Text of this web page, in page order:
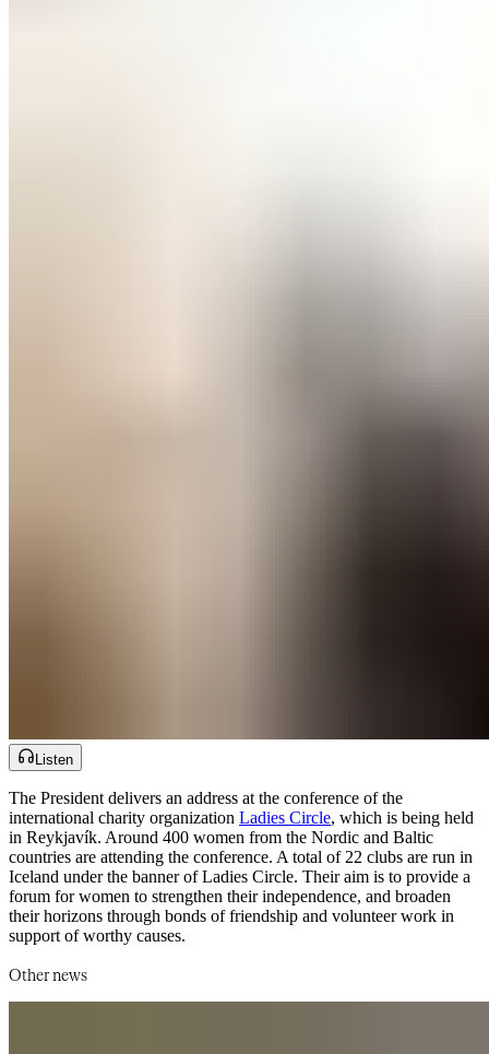
Listen
The President delivers an address at the conference of the
international charity organization ​​​​‌ ‍ ​‍​‍‌‍ ‌ ​‍‌‍‍‌‌‍‌ ‌‍‍‌‌‍ ‍​‍​‍​ ‍‍​‍​‍‌ ​ ‌‍​‌‌‍ ‍‌‍‍‌‌ ‌​‌ ‍‌​‍ ‍‌‍‍‌‌‍ ​‍​‍​‍ ​​‍​‍‌‍‍​‌ ​‍‌‍‌‌‌‍‌‍​‍​‍​ ‍‍​‍​‍‌‍‍​‌ ‌​‌ ‌​‌ ​​‌ ​ ​‍ ​‍ ‌‍‌‍‌‍ ‌ ​‍‌ ​ ‌‍‌‌‌ ‌​‌‍‍‌​‍ ‌‌‍‍‌‌ ​ ‌‍ ​‌‍​‌‌‍ ‍‌‍‌​‌ ​ ​‍ ‍‌ ‌‍‌‍‌‌‌ ​‍‌‍​ ‌‍‌‌‌‍ ​​‍ ‍‌‍​‌‌ ​​‌ ​​​‍ ‌ ​ ‌ ‌​‌ ‌‌‌‍‌​‌‍‍‌‌‍ ​‍ ‌‍‍‌‌‍ ‍‌ ‌​‌‍‌‌‌‍ ‍‌ ‌​​‍ ‌‍‌‌‌‍‌​‌‍‍‌‌ ‌​​‍ ‌‍ ‌‌‍ ‌‍‌​‌‍‌‌​ ‌‌ ​​‌ ​‍‌‍‌‌‌ ​ ‌‍‌‌‌‍ ‍‌ ‌​‌‍​‌‌ ‌​‌‍‍‌‌‍ ‌‍ ‍​ ‍ ‌‍‍‌‌‍‌​​ ‌​ ‌‍​ ‍‌​ ‍​​ ​‍​ ​ ​ ‌‌​ ‍​​ ‌​​‍ ‌‌‍​‍​ ‌‌​ ‌​​ ‌ ​‍ ‌​ ‌​‌‍​‌‌‍​‍​ ‍‌​‍ ‌‌‍​‌​ ‍‌​ ‍​​ ‍​​‍ ‌‌‍​‍​ ‌‍​ ​‌​ ​‍​ ‌‍​ ‍​​ ‍​‌‍‌‌​ ​ ​ ​‍‌‍​‌‌‍‌‍​ ‍ ‌ ‌​‌ ‍‌‌ ​​‌‍‌‌​ ‌‌‍ ‍‌‍‌‌‌ ‌ ‌ ​ ​ ‍ ‌ ​​‌‍​‌‌ ‌​‌‍‍​​ ‌‌ ​​‌‍​‌‌‍‌ ‌‍‌‌‌​​‍‌ ‌‌‌‍‍‌‌‍ ​‌‍‌​‌‍‌‌‌ ​‍​‍‌‌​ ‌‌‌​​‍‌‌ ‌‍‍ ‌‍‌‌‌ ‍‌​‍‌‌​ ​ ‌​‌​​‍‌‌​ ​ ‌​‌​​‍‌‌​ ​‍​ ​‍‌ ​‍‌‍‍‌‌‍​ ‌‍‍​‌ ‌​‌‍‌‌‌ ‍​‌ ‌​​‍ ‌‌ ‌‍​ ‌ ‌ ‍​‌‍‍‍‌‍‌‌‌ ‌​‌ ​‌‌‍‍​‌‍‍‍​‍‌‌​ ​‍​ ​‍​‍‌‌​ ‌‌‌​‌​​‍ ‍‌‍​ ‌‍ ‌‍ ‍‌ ‌​‌‍‌‌‌‍ ‍‌ ‌​​‍‌‌​ ‌‌‌​​‍‌‌ ‌‍‍ ‌‍‌‌‌ ‍‌​‍‌‌​ ​ ‌​‌​​‍‌‌​ ​ ‌​‌​​‍‌‌​ ​‍​ ​‍​ ​‌​ ‌ ‌‍​ ​ ‌​‌‍‌​‌‍‌‌​ ​ ‌‍‌​​ ‌‍​ ​‍​ ‌‍‌‍‌‌​‍‌‌​ ​‍​ ​‍​‍‌‌​ ‌‌‌​‌​​‍ ‍‌‍​ ‌‍‍​‌‍‍‌‌‍ ​‌‍‌​‌ ​‍‌‍‌‌‌‍ ‍​‍‌‌​ ‌‌‌​​‍‌‌ ‌‍‍ ‌‍‌‌‌ ‍‌​‍‌‌​ ​ ‌​‌​​‍‌‌​ ​ ‌​‌​​‍‌‌​ ​‍​ ​‍​ ‌‌​ ​ ​ ‌‌​ ‍‌‌‍‌‌​ ​‌‌‍‌‌​ ‌‍​ ​​​ ‍‌​ ‌ ‌‍​‍​‍‌‌​ ​‍​ ​‍​‍‌‌​ ‌‌‌​‌​​‍ ‍‌ ‌​‌‍‌‌‌ ‍​‌ ‌​​ ‌‍​‍‌‍​‌‌ ​ ‌‍‌‌‌‌‌‌‌ ​‍‌‍ ​​ ‌‌‍‍​‌ ‌​‌ ‌​‌ ​​‌ ​ ​‍‌‌​ ​‍‌​‌‍​‍‌‌​ ​‍‌​‌‍‌‍‌‍‌‍ ‌ ​‍‌ ​ ‌‍‌‌‌ ‌​‌‍‍‌​‍ ‌‌‍‍‌‌ ​ ‌‍ ​‌‍​‌‌‍ ‍‌‍‌​‌ ​ ​‍ ‍‌ ‌‍‌‍‌‌‌ ​‍‌‍​ ‌‍‌‌‌‍ ​​‍ ‍‌‍​‌‌ ​​‌ ​​​‍‌‌​ ​‍‌​‌‍‌ ​ ‌ ‌​‌ ‌‌‌‍‌​‌‍‍‌‌‍ ​‍‌‍‌‍‍‌‌‍‌​​ ‌​ ‌‍​ ‍‌​ ‍​​ ​‍​ ​ ​ ‌‌​ ‍​​ ‌​​‍ ‌‌‍​‍​ ‌‌​ ‌​​ ‌ ​‍ ‌​ ‌​‌‍​‌‌‍​‍​ ‍‌​‍ ‌‌‍​‌​ ‍‌​ ‍​​ ‍​​‍ ‌‌‍​‍​ ‌‍​ ​‌​ ​‍​ ‌‍​ ‍​​ ‍​‌‍‌‌​ ​ ​ ​‍‌‍​‌‌‍‌‍​‍‌‍‌ ‌​‌ ‍‌‌ ​​‌‍‌‌​ ‌‌‍ ‍‌‍‌‌‌ ‌ ‌ ​ ​‍‌‍‌ ​​‌‍​‌‌ ‌​‌‍‍​​ ‌‌ ​​‌‍​‌‌‍‌ ‌‍‌‌‌​​‍‌ ‌‌‌‍‍‌‌‍ ​‌‍‌​‌‍‌‌‌ ​‍​‍‌‌​ ‌‌‌​​‍‌‌ ‌‍‍ ‌‍‌‌‌ ‍‌​‍‌‌​ ​ ‌​‌​​‍‌‌​ ​ ‌​‌​​‍‌‌​ ​‍​ ​‍‌ ​‍‌‍‍‌‌‍​ ‌‍‍​‌ ‌​‌‍‌‌‌ ‍​‌ ‌​​‍ ‌‌ ‌‍​ ‌ ‌ ‍​‌‍‍‍‌‍‌‌‌ ‌​‌ ​‌‌‍‍​‌‍‍‍​‍‌‌​ ​‍​ ​‍​‍‌‌​ ‌‌‌​‌​​‍ ‍‌‍​ ‌‍ ‌‍ ‍‌ ‌​‌‍‌‌‌‍ ‍‌ ‌​​‍‌‌​ ‌‌‌​​‍‌‌ ‌‍‍ ‌‍‌‌‌ ‍‌​‍‌‌​ ​ ‌​‌​​‍‌‌​ ​ ‌​‌​​‍‌‌​ ​‍​ ​‍​ ​‌​ ‌ ‌‍​ ​ ‌​‌‍‌​‌‍‌‌​ ​ ‌‍‌​​ ‌‍​ ​‍​ ‌‍‌‍‌‌​‍‌‌​ ​‍​ ​‍​‍‌‌​ ‌‌‌​‌​​‍ ‍‌‍​ ‌‍‍​‌‍‍‌‌‍ ​‌‍‌​‌ ​‍‌‍‌‌‌‍ ‍​‍‌‌​ ‌‌‌​​‍‌‌ ‌‍‍ ‌‍‌‌‌ ‍‌​‍‌‌​ ​ ‌​‌​​‍‌‌​ ​ ‌​‌​​‍‌‌​ ​‍​ ​‍​ ‌‌​ ​ ​ ‌‌​ ‍‌‌‍‌‌​ ​‌‌‍‌‌​ ‌‍​ ​​​ ‍‌​ ‌ ‌‍​‍​‍‌‌​ ​‍​ ​‍​‍‌‌​ ‌‌‌​‌​​‍ ‍‌ ‌​‌‍‌‌‌ ‍​‌ ‌​​‍‌‍‌ ​​‌‍‌‌‌ ​‍‌ ​ ‌ ​​‌‍‌‌‌‍​ ‌ ‌​‌‍‍‌‌ ‌‍‌‍‌‌​ ‌‌ ​​‌ ‌‌‌‍​‍‌‍ ​‌‍‍‌‌ ​ ‌‍‍​‌‍‌‌‌‍‌​​‍​‍‌ ‌ Ladies Circle​​​​‌ ‍ ​‍​‍‌‍ ‌ ​‍‌‍‍‌‌‍‌ ‌‍‍‌‌‍ ‍​‍​‍​ ‍‍​‍​‍‌ ​ ‌‍​‌‌‍ ‍‌‍‍‌‌ ‌​‌ ‍‌​‍ ‍‌‍‍‌‌‍ ​‍​‍​‍ ​​‍​‍‌‍‍​‌ ​‍‌‍‌‌‌‍‌‍​‍​‍​ ‍‍​‍​‍‌‍‍​‌ ‌​‌ ‌​‌ ​​‌ ​ ​‍ ​‍ ‌‍‌‍‌‍ ‌ ​‍‌ ​ ‌‍‌‌‌ ‌​‌‍‍‌​‍ ‌‌‍‍‌‌ ​ ‌‍ ​‌‍​‌‌‍ ‍‌‍‌​‌ ​ ​‍ ‍‌ ‌‍‌‍‌‌‌ ​‍‌‍​ ‌‍‌‌‌‍ ​​‍ ‍‌‍​‌‌ ​​‌ ​​​‍ ‌ ​ ‌ ‌​‌ ‌‌‌‍‌​‌‍‍‌‌‍ ​‍ ‌‍‍‌‌‍ ‍‌ ‌​‌‍‌‌‌‍ ‍‌ ‌​​‍ ‌‍‌‌‌‍‌​‌‍‍‌‌ ‌​​‍ ‌‍ ‌‌‍ ‌‍‌​‌‍‌‌​ ‌‌ ​​‌ ​‍‌‍‌‌‌ ​ ‌‍‌‌‌‍ ‍‌ ‌​‌‍​‌‌ ‌​‌‍‍‌‌‍ ‌‍ ‍​ ‍ ‌‍‍‌‌‍‌​​ ‌​ ‌‍​ ‍‌​ ‍​​ ​‍​ ​ ​ ‌‌​ ‍​​ ‌​​‍ ‌‌‍​‍​ ‌‌​ ‌​​ ‌ ​‍ ‌​ ‌​‌‍​‌‌‍​‍​ ‍‌​‍ ‌‌‍​‌​ ‍‌​ ‍​​ ‍​​‍ ‌‌‍​‍​ ‌‍​ ​‌​ ​‍​ ‌‍​ ‍​​ ‍​‌‍‌‌​ ​ ​ ​‍‌‍​‌‌‍‌‍​ ‍ ‌ ‌​‌ ‍‌‌ ​​‌‍‌‌​ ‌‌‍ ‍‌‍‌‌‌ ‌ ‌ ​ ​ ‍ ‌ ​​‌‍​‌‌ ‌​‌‍‍​​ ‌‌ ​​‌‍​‌‌‍‌ ‌‍‌‌‌​​‍‌ ‌‌‌‍‍‌‌‍ ​‌‍‌​‌‍‌‌‌ ​‍​‍‌‌​ ‌‌‌​​‍‌‌ ‌‍‍ ‌‍‌‌‌ ‍‌​‍‌‌​ ​ ‌​‌​​‍‌‌​ ​ ‌​‌​​‍‌‌​ ​‍​ ​‍‌ ​‍‌‍‍‌‌‍​ ‌‍‍​‌ ‌​‌‍‌‌‌ ‍​‌ ‌​​‍ ‌‌ ‌‍​ ‌ ‌ ‍​‌‍‍‍‌‍‌‌‌ ‌​‌ ​‌‌‍‍​‌‍‍‍​‍‌‌​ ​‍​ ​‍​‍‌‌​ ‌‌‌​‌​​‍ ‍‌‍​ ‌‍ ‌‍ ‍‌ ‌​‌‍‌‌‌‍ ‍‌ ‌​​‍‌‌​ ‌‌‌​​‍‌‌ ‌‍‍ ‌‍‌‌‌ ‍‌​‍‌‌​ ​ ‌​‌​​‍‌‌​ ​ ‌​‌​​‍‌‌​ ​‍​ ​‍​ ​‌​ ‌ ‌‍​ ​ ‌​‌‍‌​‌‍‌‌​ ​ ‌‍‌​​ ‌‍​ ​‍​ ‌‍‌‍‌‌​‍‌‌​ ​‍​ ​‍​‍‌‌​ ‌‌‌​‌​​‍ ‍‌‍​ ‌‍‍​‌‍‍‌‌‍ ​‌‍‌​‌ ​‍‌‍‌‌‌‍ ‍​‍‌‌​ ‌‌‌​​‍‌‌ ‌‍‍ ‌‍‌‌‌ ‍‌​‍‌‌​ ​ ‌​‌​​‍‌‌​ ​ ‌​‌​​‍‌‌​ ​‍​ ​‍‌‍‌‌​ ‌‌​ ‌‌​ ‌‍‌‍‌‌​ ‍‌‌‍‌‌​ ‍​‌‍​‌​ ​‍‌‍‌​​ ‍‌​‍‌‌​ ​‍​ ​‍​‍‌‌​ ‌‌‌​‌​​‍ ‍‌ ‌​‌‍‌‌‌ ‍​‌ ‌​​ ‌‍​‍‌‍​‌‌ ​ ‌‍‌‌‌‌‌‌‌ ​‍‌‍ ​​ ‌‌‍‍​‌ ‌​‌ ‌​‌ ​​‌ ​ ​‍‌‌​ ​‍‌​‌‍​‍‌‌​ ​‍‌​‌‍‌‍‌‍‌‍ ‌ ​‍‌ ​ ‌‍‌‌‌ ‌​‌‍‍‌​‍ ‌‌‍‍‌‌ ​ ‌‍ ​‌‍​‌‌‍ ‍‌‍‌​‌ ​ ​‍ ‍‌ ‌‍‌‍‌‌‌ ​‍‌‍​ ‌‍‌‌‌‍ ​​‍ ‍‌‍​‌‌ ​​‌ ​​​‍‌‌​ ​‍‌​‌‍‌ ​ ‌ ‌​‌ ‌‌‌‍‌​‌‍‍‌‌‍ ​‍‌‍‌‍‍‌‌‍‌​​ ‌​ ‌‍​ ‍‌​ ‍​​ ​‍​ ​ ​ ‌‌​ ‍​​ ‌​​‍ ‌‌‍​‍​ ‌‌​ ‌​​ ‌ ​‍ ‌​ ‌​‌‍​‌‌‍​‍​ ‍‌​‍ ‌‌‍​‌​ ‍‌​ ‍​​ ‍​​‍ ‌‌‍​‍​ ‌‍​ ​‌​ ​‍​ ‌‍​ ‍​​ ‍​‌‍‌‌​ ​ ​ ​‍‌‍​‌‌‍‌‍​‍‌‍‌ ‌​‌ ‍‌‌ ​​‌‍‌‌​ ‌‌‍ ‍‌‍‌‌‌ ‌ ‌ ​ ​‍‌‍‌ ​​‌‍​‌‌ ‌​‌‍‍​​ ‌‌ ​​‌‍​‌‌‍‌ ‌‍‌‌‌​​‍‌ ‌‌‌‍‍‌‌‍ ​‌‍‌​‌‍‌‌‌ ​‍​‍‌‌​ ‌‌‌​​‍‌‌ ‌‍‍ ‌‍‌‌‌ ‍‌​‍‌‌​ ​ ‌​‌​​‍‌‌​ ​ ‌​‌​​‍‌‌​ ​‍​ ​‍‌ ​‍‌‍‍‌‌‍​ ‌‍‍​‌ ‌​‌‍‌‌‌ ‍​‌ ‌​​‍ ‌‌ ‌‍​ ‌ ‌ ‍​‌‍‍‍‌‍‌‌‌ ‌​‌ ​‌‌‍‍​‌‍‍‍​‍‌‌​ ​‍​ ​‍​‍‌‌​ ‌‌‌​‌​​‍ ‍‌‍​ ‌‍ ‌‍ ‍‌ ‌​‌‍‌‌‌‍ ‍‌ ‌​​‍‌‌​ ‌‌‌​​‍‌‌ ‌‍‍ ‌‍‌‌‌ ‍‌​‍‌‌​ ​ ‌​‌​​‍‌‌​ ​ ‌​‌​​‍‌‌​ ​‍​ ​‍​ ​‌​ ‌ ‌‍​ ​ ‌​‌‍‌​‌‍‌‌​ ​ ‌‍‌​​ ‌‍​ ​‍​ ‌‍‌‍‌‌​‍‌‌​ ​‍​ ​‍​‍‌‌​ ‌‌‌​‌​​‍ ‍‌‍​ ‌‍‍​‌‍‍‌‌‍ ​‌‍‌​‌ ​‍‌‍‌‌‌‍ ‍​‍‌‌​ ‌‌‌​​‍‌‌ ‌‍‍ ‌‍‌‌‌ ‍‌​‍‌‌​ ​ ‌​‌​​‍‌‌​ ​ ‌​‌​​‍‌‌​ ​‍​ ​‍‌‍‌‌​ ‌‌​ ‌‌​ ‌‍‌‍‌‌​ ‍‌‌‍‌‌​ ‍​‌‍​‌​ ​‍‌‍‌​​ ‍‌​‍‌‌​ ​‍​ ​‍​‍‌‌​ ‌‌‌​‌​​‍ ‍‌ ‌​‌‍‌‌‌ ‍​‌ ‌​​‍‌‍‌ ​​‌‍‌‌‌ ​‍‌ ​ ‌ ​​‌‍‌‌‌‍​ ‌ ‌​‌‍‍‌‌ ‌‍‌‍‌‌​ ‌‌ ​​‌ ‌‌‌‍​‍‌‍ ​‌‍‍‌‌ ​ ‌‍‍​‌‍‌‌‌‍‌​​‍​‍‌ ‌, which is being held
in Reykjavík. Around 400 women from the Nordic and Baltic
countries are attending the conference. A total of 22 clubs are run in
Iceland under the banner of Ladies Circle. Their aim is to provide a
forum for women to strengthen their independence, and broaden
their horizons through bonds of friendship and volunteer work in
support of worthy causes.​​​​‌ ‍ ​‍​‍‌‍ ‌ ​‍‌‍‍‌‌‍‌ ‌‍‍‌‌‍ ‍​‍​‍​ ‍‍​‍​‍‌ ​ ‌‍​‌‌‍ ‍‌‍‍‌‌ ‌​‌ ‍‌​‍ ‍‌‍‍‌‌‍ ​‍​‍​‍ ​​‍​‍‌‍‍​‌ ​‍‌‍‌‌‌‍‌‍​‍​‍​ ‍‍​‍​‍‌‍‍​‌ ‌​‌ ‌​‌ ​​‌ ​ ​‍ ​‍ ‌‍‌‍‌‍ ‌ ​‍‌ ​ ‌‍‌‌‌ ‌​‌‍‍‌​‍ ‌‌‍‍‌‌ ​ ‌‍ ​‌‍​‌‌‍ ‍‌‍‌​‌ ​ ​‍ ‍‌ ‌‍‌‍‌‌‌ ​‍‌‍​ ‌‍‌‌‌‍ ​​‍ ‍‌‍​‌‌ ​​‌ ​​​‍ ‌ ​ ‌ ‌​‌ ‌‌‌‍‌​‌‍‍‌‌‍ ​‍ ‌‍‍‌‌‍ ‍‌ ‌​‌‍‌‌‌‍ ‍‌ ‌​​‍ ‌‍‌‌‌‍‌​‌‍‍‌‌ ‌​​‍ ‌‍ ‌‌‍ ‌‍‌​‌‍‌‌​ ‌‌ ​​‌ ​‍‌‍‌‌‌ ​ ‌‍‌‌‌‍ ‍‌ ‌​‌‍​‌‌ ‌​‌‍‍‌‌‍ ‌‍ ‍​ ‍ ‌‍‍‌‌‍‌​​ ‌​ ‌‍​ ‍‌​ ‍​​ ​‍​ ​ ​ ‌‌​ ‍​​ ‌​​‍ ‌‌‍​‍​ ‌‌​ ‌​​ ‌ ​‍ ‌​ ‌​‌‍​‌‌‍​‍​ ‍‌​‍ ‌‌‍​‌​ ‍‌​ ‍​​ ‍​​‍ ‌‌‍​‍​ ‌‍​ ​‌​ ​‍​ ‌‍​ ‍​​ ‍​‌‍‌‌​ ​ ​ ​‍‌‍​‌‌‍‌‍​ ‍ ‌ ‌​‌ ‍‌‌ ​​‌‍‌‌​ ‌‌‍ ‍‌‍‌‌‌ ‌ ‌ ​ ​ ‍ ‌ ​​‌‍​‌‌ ‌​‌‍‍​​ ‌‌ ​​‌‍​‌‌‍‌ ‌‍‌‌‌​​‍‌ ‌‌‌‍‍‌‌‍ ​‌‍‌​‌‍‌‌‌ ​‍​‍‌‌​ ‌‌‌​​‍‌‌ ‌‍‍ ‌‍‌‌‌ ‍‌​‍‌‌​ ​ ‌​‌​​‍‌‌​ ​ ‌​‌​​‍‌‌​ ​‍​ ​‍‌ ​‍‌‍‍‌‌‍​ ‌‍‍​‌ ‌​‌‍‌‌‌ ‍​‌ ‌​​‍ ‌‌ ‌‍​ ‌ ‌ ‍​‌‍‍‍‌‍‌‌‌ ‌​‌ ​‌‌‍‍​‌‍‍‍​‍‌‌​ ​‍​ ​‍​‍‌‌​ ‌‌‌​‌​​‍ ‍‌‍​ ‌‍ ‌‍ ‍‌ ‌​‌‍‌‌‌‍ ‍‌ ‌​​‍‌‌​ ‌‌‌​​‍‌‌ ‌‍‍ ‌‍‌‌‌ ‍‌​‍‌‌​ ​ ‌​‌​​‍‌‌​ ​ ‌​‌​​‍‌‌​ ​‍​ ​‍​ ​‌​ ‌ ‌‍​ ​ ‌​‌‍‌​‌‍‌‌​ ​ ‌‍‌​​ ‌‍​ ​‍​ ‌‍‌‍‌‌​‍‌‌​ ​‍​ ​‍​‍‌‌​ ‌‌‌​‌​​‍ ‍‌‍​ ‌‍‍​‌‍‍‌‌‍ ​‌‍‌​‌ ​‍‌‍‌‌‌‍ ‍​‍‌‌​ ‌‌‌​​‍‌‌ ‌‍‍ ‌‍‌‌‌ ‍‌​‍‌‌​ ​ ‌​‌​​‍‌‌​ ​ ‌​‌​​‍‌‌​ ​‍​ ​‍​ ‍​‌‍‌​​ ‌‌‌‍​‍​ ​‌​ ‍‌​ ‌ ​ ​​‌‍‌‍​ ​‍‌‍‌‌‌‍‌​​‍‌‌​ ​‍​ ​‍​‍‌‌​ ‌‌‌​‌​​‍ ‍‌ ‌​‌‍‌‌‌ ‍​‌ ‌​​ ‌‍​‍‌‍​‌‌ ​ ‌‍‌‌‌‌‌‌‌ ​‍‌‍ ​​ ‌‌‍‍​‌ ‌​‌ ‌​‌ ​​‌ ​ ​‍‌‌​ ​‍‌​‌‍​‍‌‌​ ​‍‌​‌‍‌‍‌‍‌‍ ‌ ​‍‌ ​ ‌‍‌‌‌ ‌​‌‍‍‌​‍ ‌‌‍‍‌‌ ​ ‌‍ ​‌‍​‌‌‍ ‍‌‍‌​‌ ​ ​‍ ‍‌ ‌‍‌‍‌‌‌ ​‍‌‍​ ‌‍‌‌‌‍ ​​‍ ‍‌‍​‌‌ ​​‌ ​​​‍‌‌​ ​‍‌​‌‍‌ ​ ‌ ‌​‌ ‌‌‌‍‌​‌‍‍‌‌‍ ​‍‌‍‌‍‍‌‌‍‌​​ ‌​ ‌‍​ ‍‌​ ‍​​ ​‍​ ​ ​ ‌‌​ ‍​​ ‌​​‍ ‌‌‍​‍​ ‌‌​ ‌​​ ‌ ​‍ ‌​ ‌​‌‍​‌‌‍​‍​ ‍‌​‍ ‌‌‍​‌​ ‍‌​ ‍​​ ‍​​‍ ‌‌‍​‍​ ‌‍​ ​‌​ ​‍​ ‌‍​ ‍​​ ‍​‌‍‌‌​ ​ ​ ​‍‌‍​‌‌‍‌‍​‍‌‍‌ ‌​‌ ‍‌‌ ​​‌‍‌‌​ ‌‌‍ ‍‌‍‌‌‌ ‌ ‌ ​ ​‍‌‍‌ ​​‌‍​‌‌ ‌​‌‍‍​​ ‌‌ ​​‌‍​‌‌‍‌ ‌‍‌‌‌​​‍‌ ‌‌‌‍‍‌‌‍ ​‌‍‌​‌‍‌‌‌ ​‍​‍‌‌​ ‌‌‌​​‍‌‌ ‌‍‍ ‌‍‌‌‌ ‍‌​‍‌‌​ ​ ‌​‌​​‍‌‌​ ​ ‌​‌​​‍‌‌​ ​‍​ ​‍‌ ​‍‌‍‍‌‌‍​ ‌‍‍​‌ ‌​‌‍‌‌‌ ‍​‌ ‌​​‍ ‌‌ ‌‍​ ‌ ‌ ‍​‌‍‍‍‌‍‌‌‌ ‌​‌ ​‌‌‍‍​‌‍‍‍​‍‌‌​ ​‍​ ​‍​‍‌‌​ ‌‌‌​‌​​‍ ‍‌‍​ ‌‍ ‌‍ ‍‌ ‌​‌‍‌‌‌‍ ‍‌ ‌​​‍‌‌​ ‌‌‌​​‍‌‌ ‌‍‍ ‌‍‌‌‌ ‍‌​‍‌‌​ ​ ‌​‌​​‍‌‌​ ​ ‌​‌​​‍‌‌​ ​‍​ ​‍​ ​‌​ ‌ ‌‍​ ​ ‌​‌‍‌​‌‍‌‌​ ​ ‌‍‌​​ ‌‍​ ​‍​ ‌‍‌‍‌‌​‍‌‌​ ​‍​ ​‍​‍‌‌​ ‌‌‌​‌​​‍ ‍‌‍​ ‌‍‍​‌‍‍‌‌‍ ​‌‍‌​‌ ​‍‌‍‌‌‌‍ ‍​‍‌‌​ ‌‌‌​​‍‌‌ ‌‍‍ ‌‍‌‌‌ ‍‌​‍‌‌​ ​ ‌​‌​​‍‌‌​ ​ ‌​‌​​‍‌‌​ ​‍​ ​‍​ ‍​‌‍‌​​ ‌‌‌‍​‍​ ​‌​ ‍‌​ ‌ ​ ​​‌‍‌‍​ ​‍‌‍‌‌‌‍‌​​‍‌‌​ ​‍​ ​‍​‍‌‌​ ‌‌‌​‌​​‍ ‍‌ ‌​‌‍‌‌‌ ‍​‌ ‌​​‍‌‍‌ ​​‌‍‌‌‌ ​‍‌ ​ ‌ ​​‌‍‌‌‌‍​ ‌ ‌​‌‍‍‌‌ ‌‍‌‍‌‌​ ‌‌ ​​‌ ‌‌‌‍​‍‌‍ ​‌‍‍‌‌ ​ ‌‍‍​‌‍‌‌‌‍‌​​‍​‍‌ ‌
Other news